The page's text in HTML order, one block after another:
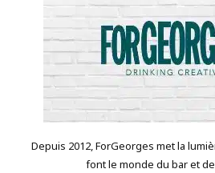
Depuis 2012, ForGeorges met la
font le monde du bar et